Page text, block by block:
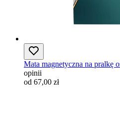
Mata magnetyczna na pralkę
opinii
od 67,00 zł